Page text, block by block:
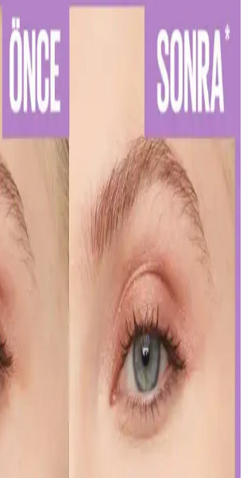
Azaltan Doğru Diş Macunu Seçimi
ve sağlıklı bir gülüşe ulaşmak için
ve düzenli kullanım önemlidir. Uzman
koruyun.
Makyajı: Uzun Süre Dayanan ve
İpuçları
suya ve tere dayanıklı formülleriyle uzun
sağlar. Uygulama ve bakım ipuçlarıyla
Nail Master M377 ve M378
Analizi
M378 modelleri, dayanıklılık ve parlaklık
öne çıkar. Bu modellerin özellikleri ve
süre şık ve bakımlı kalabilirsiniz.
ve Bakım İpuçlarıyla
Ulaşın
çıkarmak ve kalıcılığını artırmak için
ve bakım önerileri. Dudakların temizliği,
uygulama ile mükemmel görünüm elde edin.
Markalarının FDA Güneş